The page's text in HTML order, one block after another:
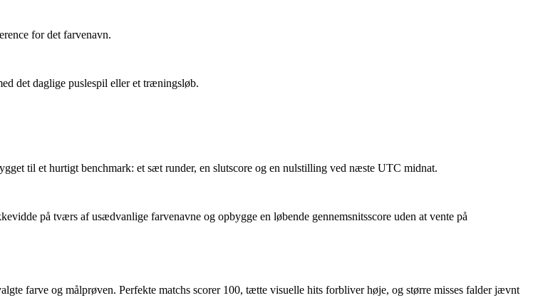
for det farvenavn.
det daglige puslespil eller et træningsløb.
til et hurtigt benchmark: et sæt runder, en slutscore og en nulstilling ved næste UTC midnat.
på tværs af usædvanlige farvenavne og opbygge en løbende gennemsnitsscore uden at vente på
farve og målprøven. Perfekte matchs scorer 100, tætte visuelle hits forbliver høje, og større misses falder jævnt